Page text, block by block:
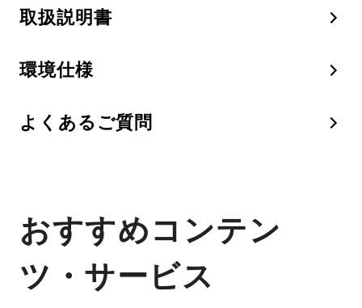
取扱説明書
環境仕様
よくあるご質問
おすすめコンテン
ツ・サービス